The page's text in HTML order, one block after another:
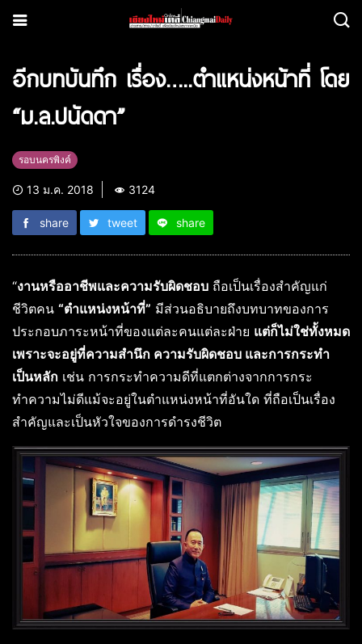
อีกบทบันทึก เรื่อง…..ตำแหน่งหน้าที่ โดย
“ม.ล.ปนัดดา”
รอบนครพิงค์
13 ม.ค. 2018 3124
share tweet share
“งานหรืออาชีพและความรับผิดชอบ ถือเป็นเรื่องสำคัญแก่
ชีวิตคน “ตำแหน่งหน้าที่” มีส่วนอธิบายถึงบทบาทของการ
ประกอบภาระหน้าที่ของแต่ละคนแต่ละฝ่าย แต่ก็ไม่ใช่ทั้งหมด
เพราะจะอยู่ที่ความสำนึก ความรับผิดชอบ และการกระทำ
เป็นหลัก เช่น การกระทำความดีที่แตกต่างจากการกระ
ทำความไม่ดีแม้จะอยู่ในตำแหน่งหน้าที่อันใด ที่ถือเป็นเรื่อง
สำคัญและเป็นหัวใจของการดำรงชีวิต